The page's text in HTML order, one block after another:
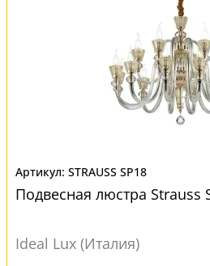
STRAUSS SP18
Подвесная люстра Strauss
Ideal Lux (Италия)